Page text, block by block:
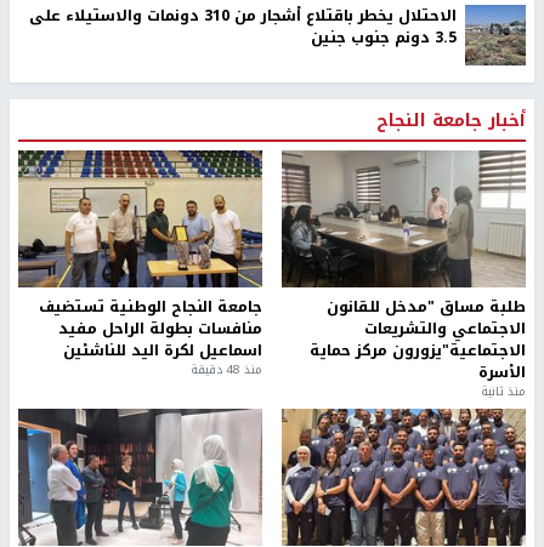
الاحتلال يخطر باقتلاع أشجار من 310 دونمات والاستيلاء على
3.5 دونم جنوب جنين
أخبار جامعة النجاح
طلبة مساق "مدخل للقانون
الاجتماعي والتشريعات
الاجتماعية"يزورون مركز حماية
الأسرة
منذ ثانية
جامعة النجاح الوطنية تستضيف
منافسات بطولة الراحل مفيد
اسماعيل لكرة اليد للناشئين
منذ 48 دقيقة